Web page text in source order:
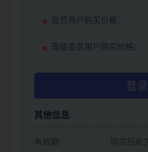
会员用户购买价格：
高级会员用户购买价格：
登
其他信息
有效期 购买后永